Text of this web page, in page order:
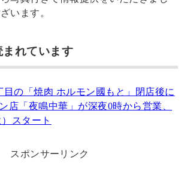
います。
れています
目の「焼肉 ホルモン國もと」閉店後に
店「夜鳴中華」が深夜0時から営業、
スタート
スポンサーリンク